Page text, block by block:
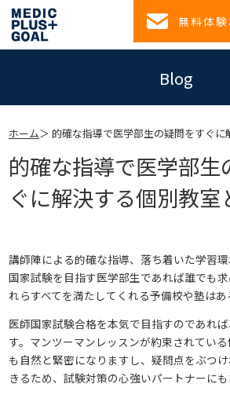
無料体
Blog
ホーム 的確な指導で医学部生の疑問をすぐに
的確な指導で医学部生
ぐに解決する個別教室
講師陣による的確な指導、落ち着いた学習
国家試験を目指す医学部生であれば誰でも
れらすべてを満たしてくれる予備校や塾は
医師国家試験合格を本気で目指すのであれ
す。マンツーマンレッスンが約束されてい
も自然と緊密になりますし、疑問点をぶつ
きるため、試験対策の心強いパートナーにも